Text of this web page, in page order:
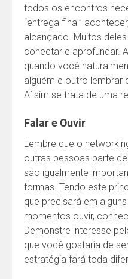
todos os encontros
“entrega final”
alcançado. Muitos
conectar e aprofundar.
quando você
alguém e outro lembrar
Aí sim se trata de uma
Falar e Ouvir
Lembre que o
outras pessoas parte
são igualmente
formas. Tendo este
que precisará em
momentos ouvir,
Demonstre interesse
que você gostaria de
estratégia fará toda